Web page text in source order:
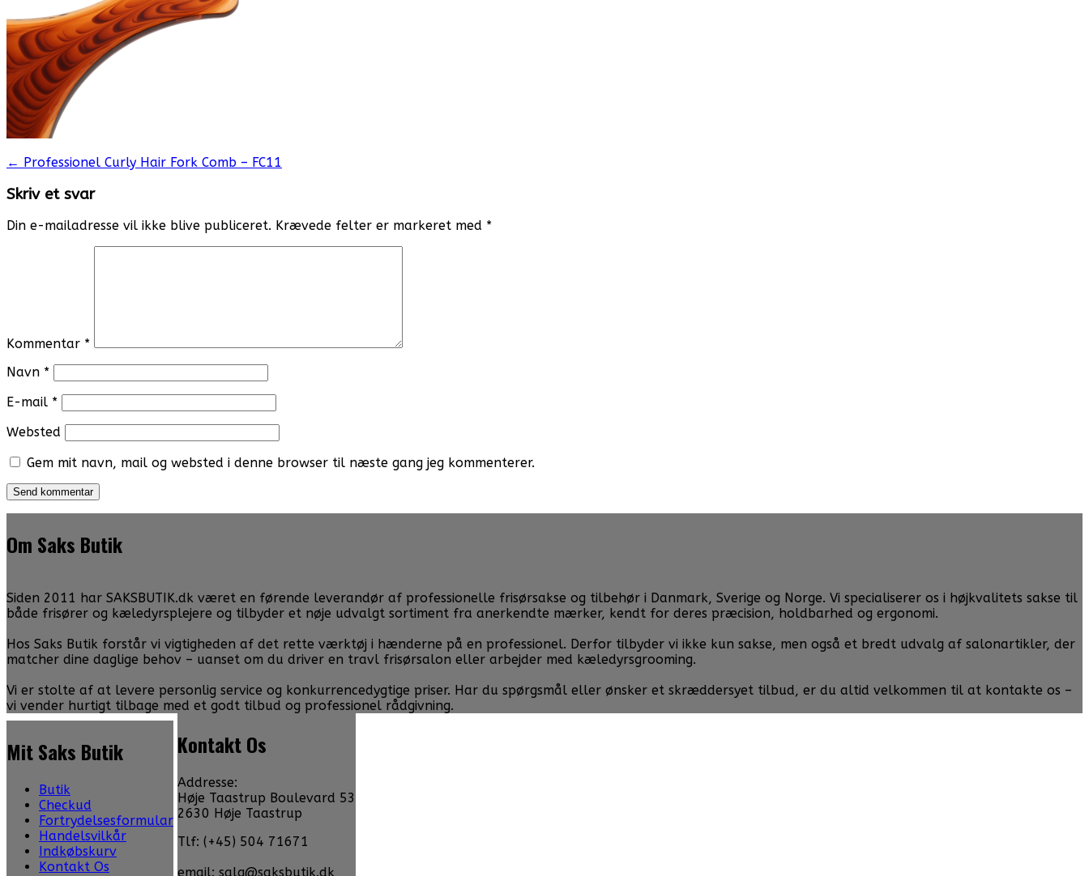
Post
navigation
← Professionel Curly Hair Fork Comb – FC11
Skriv et svar
Din e-mailadresse vil ikke blive publiceret. Krævede felter er markeret med *
Kommentar *
Navn *
E-mail *
Websted
Gem mit navn, mail og websted i denne browser til næste gang jeg kommenterer.
Om Saks Butik
Siden 2011 har SAKSBUTIK.dk været en førende leverandør af professionelle frisørsakse og tilbehør i Danmark, Sverige og Norge. Vi specialiserer os i højkvalitets sakse til
både frisører og kæledyrsplejere og tilbyder et nøje udvalgt sortiment fra anerkendte mærker, kendt for deres præcision, holdbarhed og ergonomi.
Hos Saks Butik forstår vi vigtigheden af det rette værktøj i hænderne på en professionel. Derfor tilbyder vi ikke kun sakse, men også et bredt udvalg af salonartikler, der
matcher dine daglige behov – uanset om du driver en travl frisørsalon eller arbejder med kæledyrsgrooming.
Vi er stolte af at levere personlig service og konkurrencedygtige priser. Har du spørgsmål eller ønsker et skræddersyet tilbud, er du altid velkommen til at kontakte os –
vi vender hurtigt tilbage med et godt tilbud og professionel rådgivning.
Mit Saks Butik
Butik
Checkud
Fortrydelsesformular
Handelsvilkår
Indkøbskurv
Kontakt Os
Kontakt Os
Addresse:
Høje Taastrup Boulevard 53
2630 Høje Taastrup
Tlf: (+45) 504 71671
email: salg@saksbutik.dk